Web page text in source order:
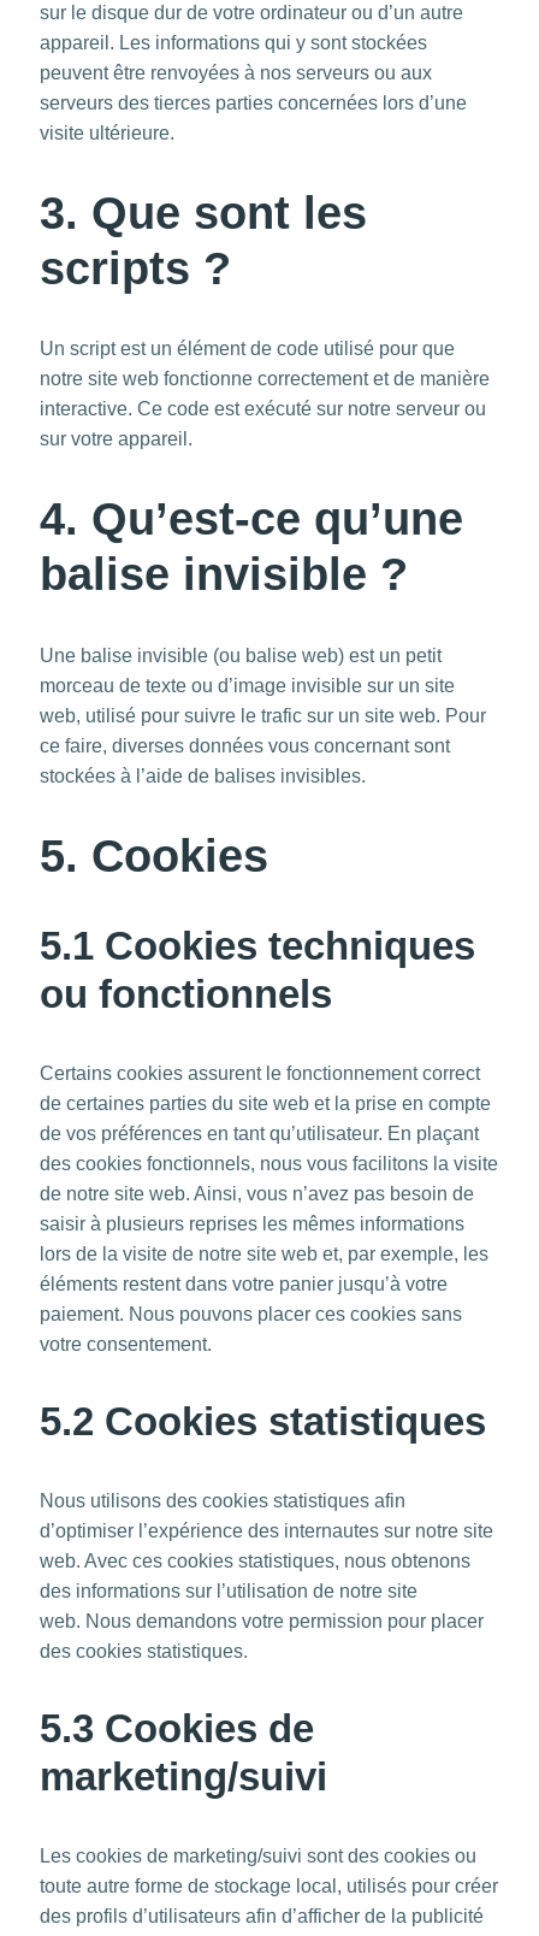
sur le disque dur de votre ordinateur ou d’un autre
appareil. Les informations qui y sont stockées
peuvent être renvoyées à nos serveurs ou aux
serveurs des tierces parties concernées lors d’une
visite ultérieure.
3. Que sont les
scripts ?
Un script est un élément de code utilisé pour que
notre site web fonctionne correctement et de manière
interactive. Ce code est exécuté sur notre serveur ou
sur votre appareil.
4. Qu’est-ce qu’une
balise invisible ?
Une balise invisible (ou balise web) est un petit
morceau de texte ou d’image invisible sur un site
web, utilisé pour suivre le trafic sur un site web. Pour
ce faire, diverses données vous concernant sont
stockées à l’aide de balises invisibles.
5. Cookies
5.1 Cookies techniques
ou fonctionnels
Certains cookies assurent le fonctionnement correct
de certaines parties du site web et la prise en compte
de vos préférences en tant qu’utilisateur. En plaçant
des cookies fonctionnels, nous vous facilitons la visite
de notre site web. Ainsi, vous n’avez pas besoin de
saisir à plusieurs reprises les mêmes informations
lors de la visite de notre site web et, par exemple, les
éléments restent dans votre panier jusqu’à votre
paiement. Nous pouvons placer ces cookies sans
votre consentement.
5.2 Cookies statistiques
Nous utilisons des cookies statistiques afin
d’optimiser l’expérience des internautes sur notre site
web. Avec ces cookies statistiques, nous obtenons
des informations sur l’utilisation de notre site
web. Nous demandons votre permission pour placer
des cookies statistiques.
5.3 Cookies de
marketing/suivi
Les cookies de marketing/suivi sont des cookies ou
toute autre forme de stockage local, utilisés pour créer
des profils d’utilisateurs afin d’afficher de la publicité